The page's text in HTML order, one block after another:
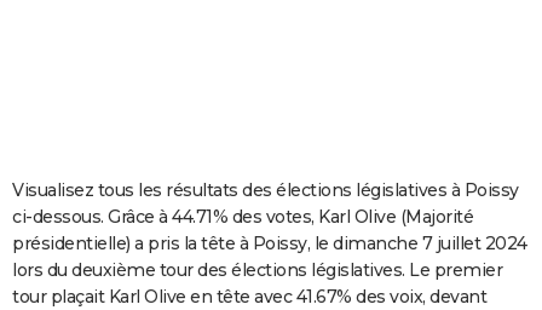
Carte de Noël
Carte Bonne année
Carte Saint-Valentin
Carte Pâques
Carte d'anniversaire
DICTIONNAIRE
Dictionnaire
Biographies
Citations
Expressions
Proverbes
PROGRAMME TV
Visualisez tous les résultats des élections législatives à Poissy
ci-dessous. Grâce à 44.71% des votes, Karl Olive (Majorité
présidentielle) a pris la tête à Poissy, le dimanche 7 juillet 2024
lors du deuxième tour des élections législatives. Le premier
tour plaçait Karl Olive en tête avec 41.67% des voix, devant